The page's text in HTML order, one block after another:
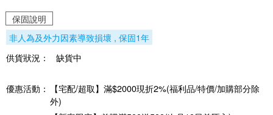
保固說明
非人為及外力因素導致損壞 , 保固1年
供貨狀況：
缺貨中
優惠活動：
【宅配/超取】滿$2000現折2%(福利品/特價/加購部分除
外)